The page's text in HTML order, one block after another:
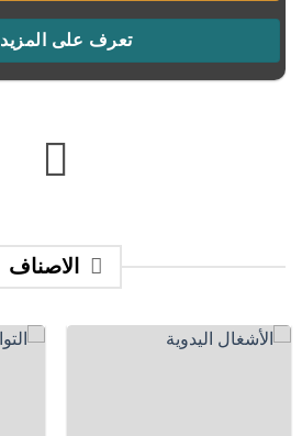
تعرف على المزيد
الاصناف